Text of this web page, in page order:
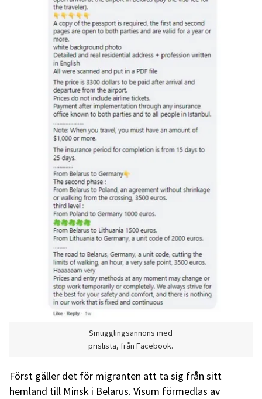
Smugglingsannons med
prislista, från Facebook.
Först gäller det för migranten att ta sig från sitt
hemland till Minsk i Belarus. Visum förmedlas av